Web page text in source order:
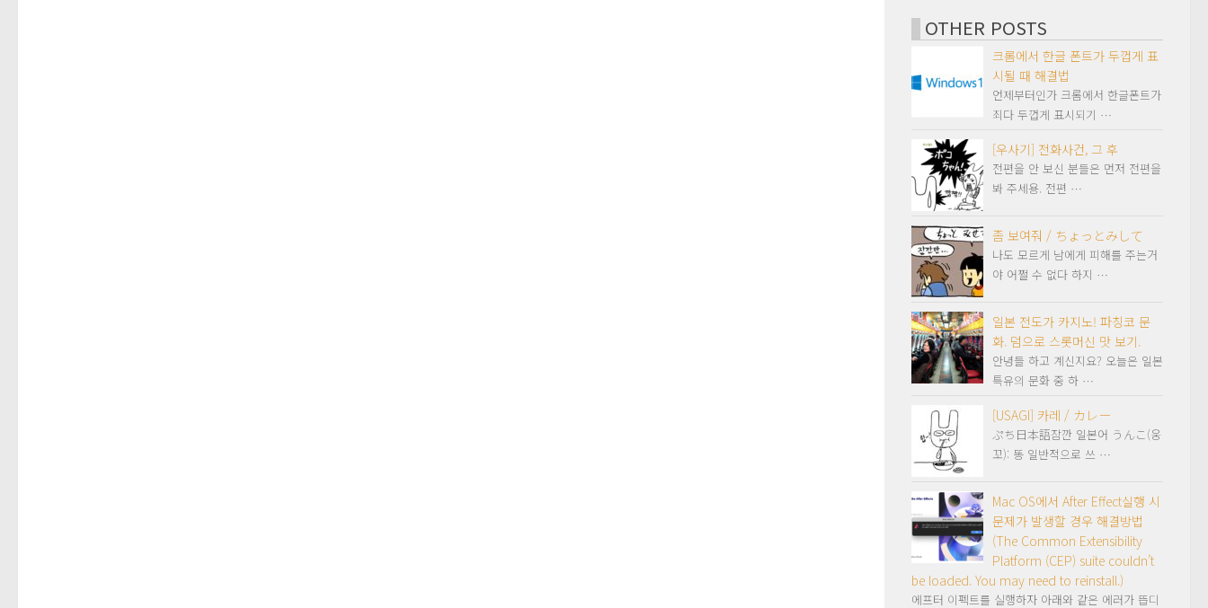
OTHER POSTS
크롬에서 한글 폰트가 두껍게 표
시될 때 해결법
언제부터인가 크롬에서 한글폰트가
죄다 두껍게 표시되기 …
[우사기] 전화사건, 그 후
전편을 안 보신 분들은 먼저 전편을
봐 주세용. 전편 …
좀 보여줘 / ちょっとみして
나도 모르게 남에게 피해를 주는거
야 어쩔 수 없다 하지 …
일본 전도가 카지노! 파칭코 문
화. 덤으로 스롯머신 맛 보기.
안녕들 하고 계신지요? 오늘은 일본
특유의 문화 중 하 …
[USAGI] 카레 / カレー
ぷち日本語잠깐 일본어 うんこ(웅
꼬): 똥 일반적으로 쓰 …
Mac OS에서 After Effect실행 시
문제가 발생할 경우 해결방법
(The Common Extensibility
Platform (CEP) suite couldn’t
be loaded. You may need to reinstall.)
에프터 이펙트를 실행하자 아래와 같은 에러가 뜹디